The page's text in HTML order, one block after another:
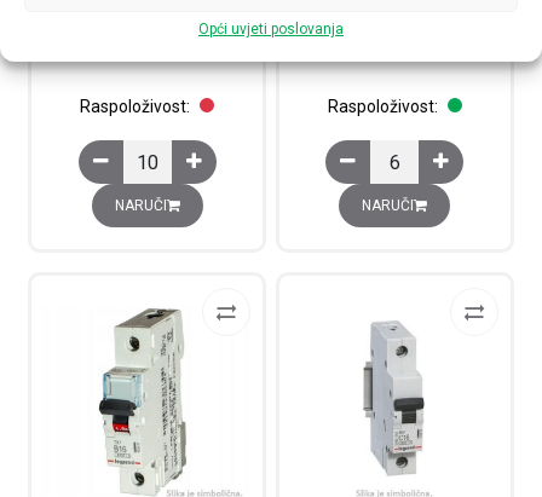
Opći uvjeti poslovanja
Raspoloživost:
Minijaturni automatski prekidač 6kA,1P, 25A, C krivulja
NARUČI
Raspoloživost:
Minijaturni
NARUČI